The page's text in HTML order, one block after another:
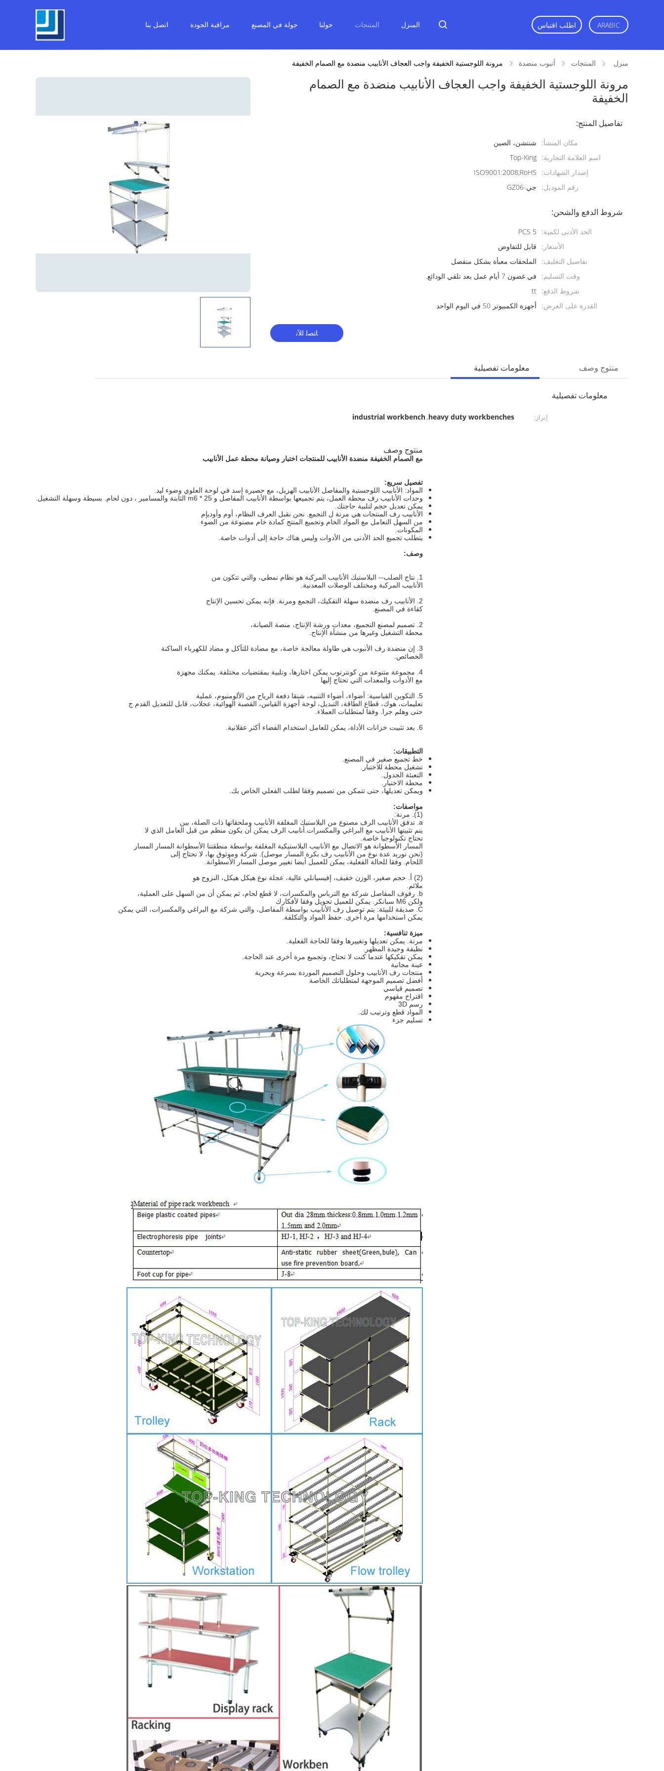
المنزل المنتجات حولنا جولة في المصنع مراقبة الجودة اتصل بنا اطلب اقتباس ARABIC
منزل المنتجات أنبوب منضدة مرونة اللوجستية الخفيفة واجب العجاف الأنابيب منضدة مع الصمام الخفيفة
مرونة اللوجستية الخفيفة واجب العجاف الأنابيب منضدة مع الصمام
الخفيفة
تفاصيل المنتج:
مكان المنشأ:
شنتشن، الصين
اسم العلامة التجارية: Top-King
إصدار الشهادات:
ISO9001:2008;RoHS
رقم الموديل:
جي-GZ06
شروط الدفع والشحن:
الحد الأدنى لكمية:
5 PCS
الأسعار:
قابل للتفاوض
تفاصيل التغليف:
الملحقات معبأة بشكل منفصل
وقت التسليم:
في غضون 7 أيام عمل بعد تلقي الودائع.
شروط الدفع: tt
القدرة على العرض:
أجهزة الكمبيوتر 50 في اليوم الواحد
ﺎﺘﺼﻟ ﺍﻶﻧ
معلومات تفصيلية منتوج وصف
معلومات تفصيلية
إبراز: heavy duty workbenches
,
industrial workbench
منتوج وصف
مع الصمام الخفيفة منضدة الأنابيب للمنتجات اختبار وصيانة محطة عمل الأنابيب
تفصيل سريع:
المواد: الأنابيب اللوجستية والمفاصل الأنابيب الهزيل، مع حصيرة إسد في لوحة العلوي وضوء ليد.
وحدات الأنابيب رف محطة العمل، يتم تجميعها بواسطة الأنابيب المفاصل و m6 * 25 الثابتة
والمسامير ، دون لحام. بسيطة وسهلة التشغيل.
يمكن تعديل حجم لتلبية حاجتك.
الأنابيب رف المنتجات هي مرنة ل التجمع. نحن نقبل العرف النظام، أوم وأوديإم
من السهل التعامل مع المواد الخام وتجميع المنتج كمادة خام مصنوعة من الضوء
المكونات.
يتطلب تجميع الحد الأدنى من الأدوات وليس هناك حاجة إلى أدوات خاصة.
وصف:
1. نتاج الصلب-- البلاستيك الأنابيب المركبة هو نظام نمطي، والتي تتكون من
الأنابيب المركبة ومختلف الوصلات المعدنية.
2. الأنابيب رف منضدة سهلة التفكيك، التجمع ومرنة. فإنه يمكن تحسين الإنتاج
كفاءة في المصنع.
2. تصميم لمصنع التجميع، معدات ورشة الإنتاج، منصة الصيانة،
محطة التشغيل وغيرها من منشأة الإنتاج.
3. إن منضدة رف الأنبوب هي طاولة معالجة خاصة، مع مضادة للتآكل و مضاد للكهرباء الساكنة
الخصائص.
4. مجموعة متنوعة من كونترتوب يمكن اختارها، وتلبية بمقتضيات مختلفة. يمكنك مجهزة
مع الأدوات والمعدات التي تحتاج إليها
5. التكوين القياسية: أضواء، أضواء التنبيه، شنقا دفعة الرياح من الألومنيوم، عملية
تعليمات، هوك، قطاع الطاقة، التبديل، لوحة أجهزة القياس، القصبة الهوائية، عجلات، قابل للتعديل القدم ج
حتى وهلم جرا. وفقا لمتطلبات العملاء.
6. بعد تثبيت خزانات الأداة، يمكن للعامل استخدام الفضاء أكثر عقلانية.
التطبيقات:
خط تجميع صغير في المصنع.
تشغيل محطة للاختبار.
التعبئة الجدول.
محطة الاختبار.
ويمكن تعديلها، حتى تتمكن من تصميم وفقا لطلب الفعلي الخاص بك.
مواصفات:
(1).
مرنة:
a. تدفق الأنابيب الرف مصنوع من البلاستيك المغلفة الأنابيب وملحقاتها ذات الصلة، بين
يتم تثبيتها الأنابيب مع البراغي والمكسرات.أنابيب الرف يمكن أن يكون منظم من قبل العامل الذي لا
تحتاج تكنولوجيا خاصة.
المسار الأسطوانة هو الاتصال مع الأنابيب البلاستيكية المغلفة بواسطة منطقتنا الأسطوانة المسار المسار
(نحن توريد عدة نوع من الأنابيب رف بكرة المسار موصل).
شركة وموثوق بها، لا تحتاج إلى
اللحام.
وفقا للحالة الفعلية، يمكن للعميل أيضا تغيير موصل المسار الأسطوانة.
(2) أ.
حجم صغير، الوزن خفيف، إفيسيانلي عالية، عجلة نوع هيكل هيكل، النزوح هو
ملائم.
b. رفوف المفاصل شركة مع الترباس والمكسرات، لا قطع لحام، ثم يمكن أن من السهل على العملية،
ولكن M6 سبانكر. يمكن للعميل تحويل وفقا لأفكارك
C. صديقة للبيئة: يتم توصيل رف الأنابيب بواسطة المفاصل، والتي شركة مع البراغي والمكسرات، التي يمكن
يمكن استخدامها مرة أخرى.
حفظ المواد والتكلفة.
ميزة تنافسية:
مرنة.
يمكن تعديلها وتغييرها وفقا للحاجة الفعلية.
نظيفة وجيدة المظهر.
يمكن تفكيكها عندما كنت لا تحتاج، وتجميع مرة أخرى عند الحاجة.
عينة مجانية
منتجات رف الأنابيب وحلول التصميم الموردة بسرعة وبحرية
أفضل تصميم الموجهة لمتطلباتك الخاصة
تصميم قياسي
اقتراح مفهوم
رسم 3D
المواد قطع وترتيب لك.
تسليم جزء